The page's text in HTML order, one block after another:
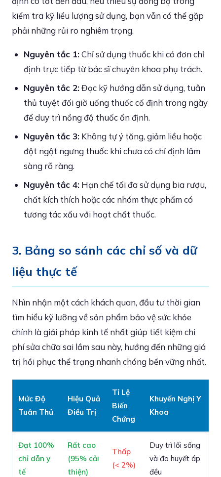
kiểm tra kỹ liều lượng sử dụng, bạn vẫn có thể gặp
phải những rủi ro nghiêm trọng.
Nguyên tắc 1:Chỉ sử dụng thuốc khi có đơn chỉ
định trực tiếp từ bác sĩ chuyên khoa phụ trách.
Nguyên tắc 2:Đọc kỹ hướng dẫn sử dụng, tuân
thủ tuyệt đối giờ uống thuốc cố định trong ngày
để duy trì nồng độ thuốc ổn định.
Nguyên tắc 3: Không tự ý tăng, giảm liều hoặc
đột ngột ngưng thuốc khi chưa có chỉ định lâm
sàng rõ ràng.
Nguyên tắc 4: Hạn chế tối đa sử dụng bia rượu,
chất kích thích hoặc các nhóm thực phẩm có
tương tác xấu với hoạt chất thuốc.
3. Bảng so sánh các chỉ số và dữ
liệu thực tế
Nhìn nhận một cách khách quan, đầu tư thời gian
tìm hiểu kỹ lưỡng về sản phẩm bảo vệ sức khỏe
chính là giải pháp kinh tế nhất giúp tiết kiệm chi
phí sửa chữa sai lầm sau này, hướng đến những giá
trị hồi phục thể trạng nhanh chóng bền vững nhất.
Mức Độ
Tuân Thủ
Hiệu Quả
Điều Trị
Tỉ Lệ
Biến
Chứng
Khuyến Nghị Y
Khoa
Đạt 100%
chỉ dẫn y
tế
Rất cao
(95% cải
thiện)
Thấp
(< 2%)
Duy trì lối sống
và đo huyết áp
đều